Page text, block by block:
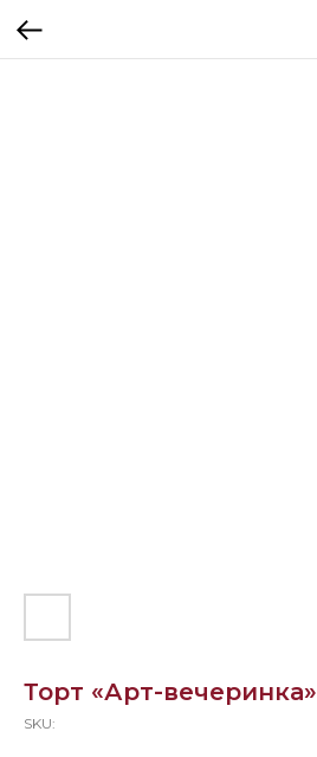
Торт «Арт-вечеринка»
SKU: